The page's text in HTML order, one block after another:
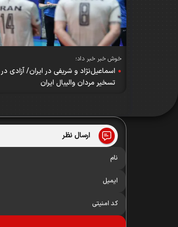
خوش خبر خبر داد؛
اسماعیل‌نژاد و شریفی در ایران/ آزادی در
تسخیر مردان والیبال ایران
ارسال نظر